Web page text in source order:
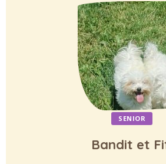
SENIOR
Bandit et